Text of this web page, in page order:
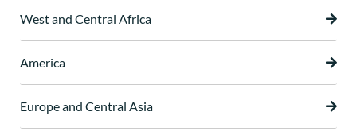
West and Central Africa
America
Europe and Central Asia